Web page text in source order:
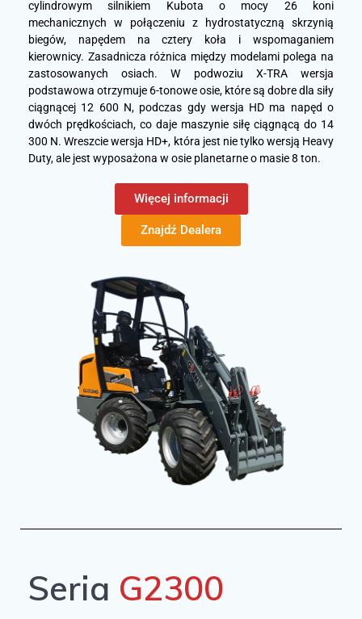
cylindrowym silnikiem Kubota o mocy 26 koni
mechanicznych w połączeniu z hydrostatyczną skrzynią
biegów, napędem na cztery koła i wspomaganiem
kierownicy. Zasadnicza różnica między modelami polega na
zastosowanych osiach. W podwoziu X-TRA wersja
podstawowa otrzymuje 6-tonowe osie, które są dobre dla siły
ciągnącej 12 600 N, podczas gdy wersja HD ma napęd o
dwóch prędkościach, co daje maszynie siłę ciągnącą do 14
300 N. Wreszcie wersja HD+, która jest nie tylko wersją Heavy
Duty, ale jest wyposażona w osie planetarne o masie 8 ton.
Więcej informacji
Znajdź Dealera
Seria G2300